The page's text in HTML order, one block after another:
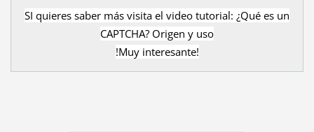
SI quieres saber más visita el video tutorial: ¿Qué es un
CAPTCHA? Origen y uso
!Muy interesante!